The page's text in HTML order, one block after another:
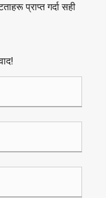
प्राप्त गर्दा सही